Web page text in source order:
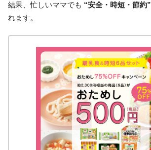
結果、忙しいママでも “安全・時短・節約”
れます。